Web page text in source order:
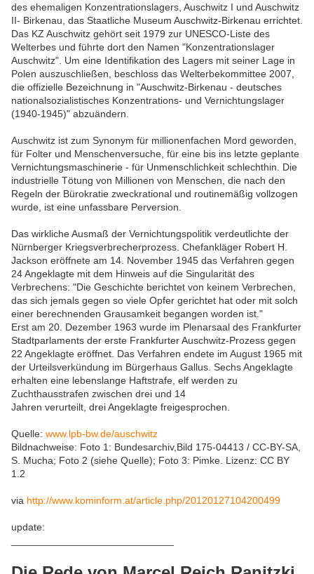
des ehemaligen Konzentrationslagers, Auschwitz I und Auschwitz
II- Birkenau, das Staatliche Museum Auschwitz-Birkenau errichtet.
Das KZ Auschwitz gehört seit 1979 zur UNESCO-Liste des
Welterbes und führte dort den Namen "Konzentrationslager
Auschwitz". Um eine Identifikation des Lagers mit seiner Lage in
Polen auszuschließen, beschloss das Welterbekommittee 2007,
die offizielle Bezeichnung in "Auschwitz-Birkenau - deutsches
nationalsozialistisches Konzentrations- und Vernichtungslager
(1940-1945)" abzuändern.
Auschwitz ist zum Synonym für millionenfachen Mord geworden,
für Folter und Menschenversuche, für eine bis ins letzte geplante
Vernichtungsmaschinerie - für Unmenschlichkeit schlechthin. Die
industrielle Tötung von Millionen von Menschen, die nach den
Regeln der Bürokratie zweckrational und routinemäßig vollzogen
wurde, ist eine unfassbare Perversion.
Das wirkliche Ausmaß der Vernichtungspolitik verdeutlichte der
Nürnberger Kriegsverbrecherprozess. Chefankläger Robert H.
Jackson eröffnete am 14. November 1945 das Verfahren gegen
24 Angeklagte mit dem Hinweis auf die Singularität des
Verbrechens: "Die Geschichte berichtet von keinem Verbrechen,
das sich jemals gegen so viele Opfer gerichtet hat oder mit solch
einer berechnenden Grausamkeit begangen worden ist."
Erst am 20. Dezember 1963 wurde im Plenarsaal des Frankfurter
Stadtparlaments der erste Frankfurter Auschwitz-Prozess gegen
22 Angeklagte eröffnet. Das Verfahren endete im August 1965 mit
der Urteilsverkündung im Bürgerhaus Gallus. Sechs Angeklagte
erhalten eine lebenslange Haftstrafe, elf werden zu
Zuchthausstrafen zwischen drei und 14
Jahren verurteilt, drei Angeklagte freigesprochen.
Quelle: www.lpb-bw.de/auschwitz
Bildnachweise: Foto 1: Bundesarchiv,Bild 175-04413 / CC-BY-SA,
S. Mucha; Foto 2 (siehe Quelle); Foto 3: Pimke. Lizenz: CC BY
1.2
via http://www.kominform.at/article.php/20120127104200499
update: